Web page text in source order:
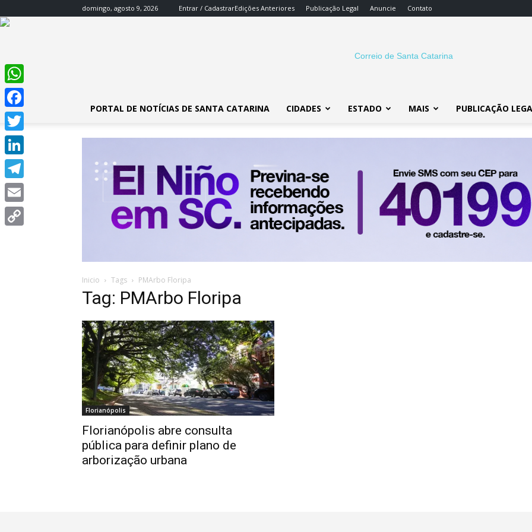
domingo, agosto 9, 2026 Entrar / CadastrarEdições Anteriores Publicação Legal Anuncie Contato
SC
PORTAL DE NOTÍCIAS DE SANTA CATARINA CIDADES ESTADO MAIS PUBLICAÇÃO
Inicio Tags PMArbo Floripa
Tag: PMArbo Floripa
Florianópolis
Florianópolis abre consulta
pública para definir plano de
arborização urbana
WhatsApp
Facebook
Twitter
LinkedIn
Telegram
Email